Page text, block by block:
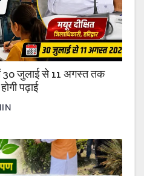
30 जुलाई से 11 अगस्त तक
पढ़ाई